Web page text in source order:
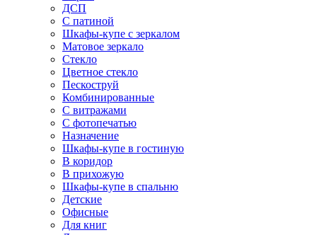
ДСП
С патиной
Шкафы-купе с зеркалом
Матовое зеркало
Стекло
Цветное стекло
Пескоструй
Комбинированные
С витражами
С фотопечатью
Назначение
Шкафы-купе в гостиную
В коридор
В прихожую
Шкафы-купе в спальню
Детские
Офисные
Для книг